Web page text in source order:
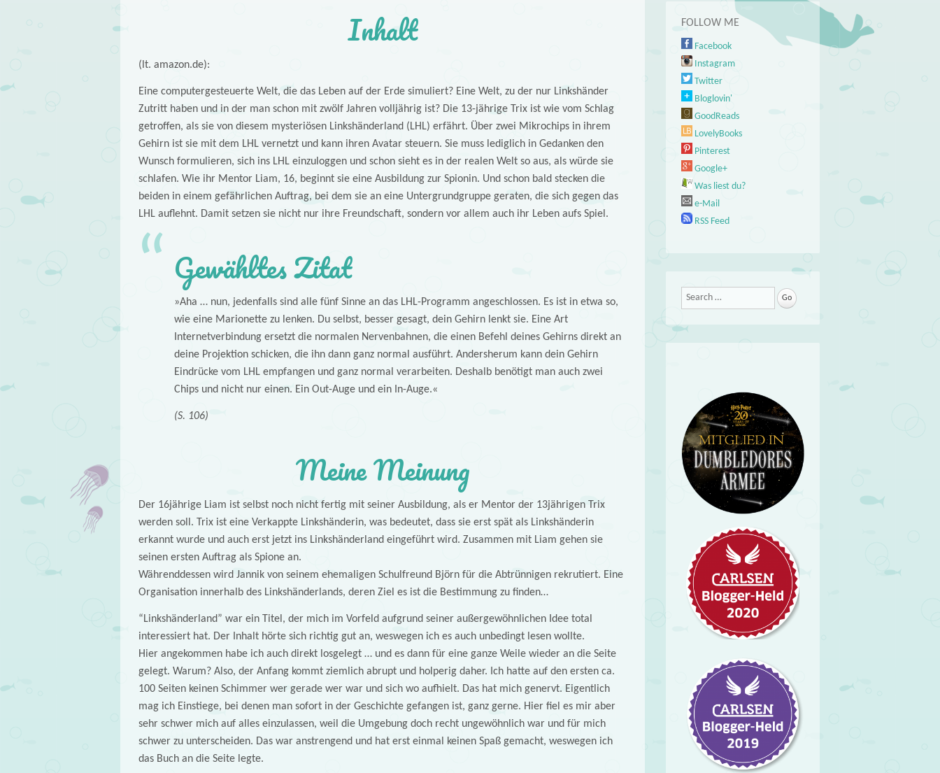
Inhalt
(lt. amazon.de):
Eine computergesteuerte Welt, die das Leben auf der Erde simuliert? Eine Welt, zu der nur Linkshänder
Zutritt haben und in der man schon mit zwölf Jahren volljährig ist? Die 13-jährige Trix ist wie vom Schlag
getroffen, als sie von diesem mysteriösen Linkshänderland (LHL) erfährt. Über zwei Mikrochips in ihrem
Gehirn ist sie mit dem LHL vernetzt und kann ihren Avatar steuern. Sie muss lediglich in Gedanken den
Wunsch formulieren, sich ins LHL einzuloggen und schon sieht es in der realen Welt so aus, als würde sie
schlafen. Wie ihr Mentor Liam, 16, beginnt sie eine Ausbildung zur Spionin. Und schon bald stecken die
beiden in einem gefährlichen Auftrag, bei dem sie an eine Untergrundgruppe geraten, die sich gegen das
LHL auflehnt. Damit setzen sie nicht nur ihre Freundschaft, sondern vor allem auch ihr Leben aufs Spiel.
Gewähltes Zitat
»Aha … nun, jedenfalls sind alle fünf Sinne an das LHL-Programm angeschlossen. Es ist in etwa so,
wie eine Marionette zu lenken. Du selbst, besser gesagt, dein Gehirn lenkt sie. Eine Art
Internetverbindung ersetzt die normalen Nervenbahnen, die einen Befehl deines Gehirns direkt an
deine Projektion schicken, die ihn dann ganz normal ausführt. Andersherum kann dein Gehirn
Eindrücke vom LHL empfangen und ganz normal verarbeiten. Deshalb benötigt man auch zwei
Chips und nicht nur einen. Ein Out-Auge und ein In-Auge.«
(S. 106)
Meine Meinung
Der 16jährige Liam ist selbst noch nicht fertig mit seiner Ausbildung, als er Mentor der 13jährigen Trix
werden soll. Trix ist eine Verkappte Linkshänderin, was bedeutet, dass sie erst spät als Linkshänderin
erkannt wurde und auch erst jetzt ins Linkshänderland eingeführt wird. Zusammen mit Liam gehen sie
seinen ersten Auftrag als Spione an.
Währenddessen wird Jannik von seinem ehemaligen Schulfreund Björn für die Abtrünnigen rekrutiert. Eine
Organisation innerhalb des Linkshänderlands, deren Ziel es ist die Bestimmung zu finden…
“Linkshänderland” war ein Titel, der mich im Vorfeld aufgrund seiner außergewöhnlichen Idee total
interessiert hat. Der Inhalt hörte sich richtig gut an, weswegen ich es auch unbedingt lesen wollte.
Hier angekommen habe ich auch direkt losgelegt … und es dann für eine ganze Weile wieder an die Seite
gelegt. Warum? Also, der Anfang kommt ziemlich abrupt und holperig daher. Ich hatte auf den ersten ca.
100 Seiten keinen Schimmer wer gerade wer war und sich wo aufhielt. Das hat mich genervt. Eigentlich
mag ich Einstiege, bei denen man sofort in der Geschichte gefangen ist, ganz gerne. Hier fiel es mir aber
sehr schwer mich auf alles einzulassen, weil die Umgebung doch recht ungewöhnlich war und für mich
schwer zu unterscheiden. Das war anstrengend und hat erst einmal keinen Spaß gemacht, weswegen ich
das Buch an die Seite legte.
FOLLOW ME
Facebook
Instagram
Twitter
Bloglovin'
GoodReads
LovelyBooks
Pinterest
Google+
Was liest du?
e-Mail
RSS Feed
Search